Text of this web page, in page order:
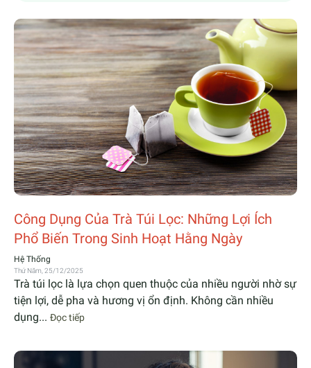
Công Dụng Của Trà Túi Lọc: Những Lợi Ích
Phổ Biến Trong Sinh Hoạt Hằng Ngày
Hệ Thống
Thứ Năm, 25/12/2025
Trà túi lọc là lựa chọn quen thuộc của nhiều người nhờ sự
tiện lợi, dễ pha và hương vị ổn định. Không cần nhiều
dụng... Đọc tiếp